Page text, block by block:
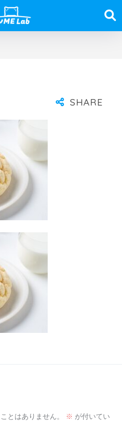
とはありません。 ※ が付いてい